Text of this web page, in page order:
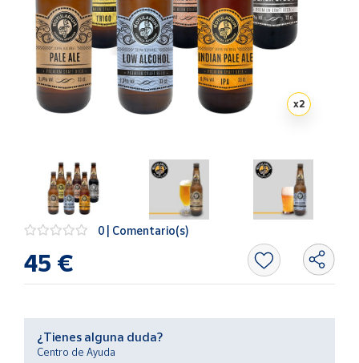
Más
populares
Bono
Cultural
Nuestros
novedades
de Correos
Market
Productos
Centro
de ayuda
x2
0 | Comentario(s)
45 €
¿Tienes alguna duda?
Centro de Ayuda